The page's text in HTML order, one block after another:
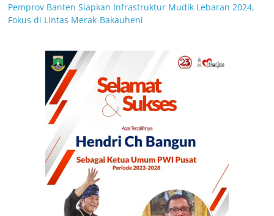
Pemprov Banten Siapkan Infrastruktur Mudik Lebaran 2024,
Fokus di Lintas Merak-Bakauheni